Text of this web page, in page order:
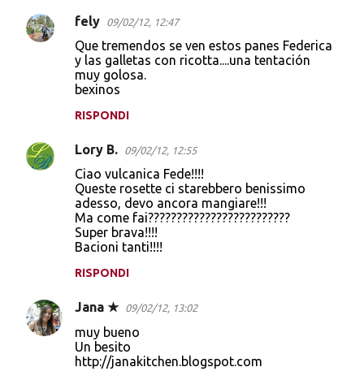
fely 09/02/12, 12:47
Que tremendos se ven estos panes Federica
y las galletas con ricotta....una tentación
muy golosa.
bexinos
RISPONDI
Lory B. 09/02/12, 12:55
Ciao vulcanica Fede!!!!
Queste rosette ci starebbero benissimo
adesso, devo ancora mangiare!!!
Ma come fai?????????????????????????
Super brava!!!!
Bacioni tanti!!!!
RISPONDI
Jana ★ 09/02/12, 13:02
muy bueno
Un besito
http://janakitchen.blogspot.com